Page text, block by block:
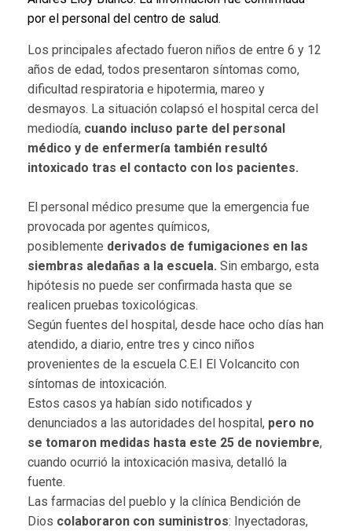
por el personal del centro de salud.
Los principales afectado fueron niños de entre 6 y 12
años de edad, todos presentaron síntomas como,
dificultad respiratoria e hipotermia, mareo y
desmayos. La situación colapsó el hospital cerca del
mediodía, cuando incluso parte del personal
médico y de enfermería también resultó
intoxicado tras el contacto con los pacientes.
El personal médico presume que la emergencia fue
provocada por agentes químicos,
posiblemente derivados de fumigaciones en las
siembras aledañas a la escuela. Sin embargo, esta
hipótesis no puede ser confirmada hasta que se
realicen pruebas toxicológicas.
Según fuentes del hospital, desde hace ocho días han
atendido, a diario, entre tres y cinco niños
provenientes de la escuela C.E.I El Volcancito con
síntomas de intoxicación.
Estos casos ya habían sido notificados y
denunciados a las autoridades del hospital, pero no
se tomaron medidas hasta este 25 de noviembre,
cuando ocurrió la intoxicación masiva, detalló la
fuente.
Las farmacias del pueblo y la clínica Bendición de
Dios colaboraron con suministros: Inyectadoras,